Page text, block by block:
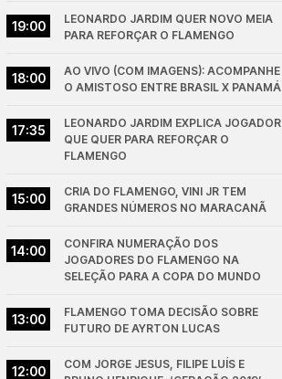
19:00
LEONARDO JARDIM QUER NOVO MEIA
PARA REFORÇAR O FLAMENGO
18:00
AO VIVO (COM IMAGENS): ACOMPANHE
O AMISTOSO ENTRE BRASIL X PANAMÁ
17:35
LEONARDO JARDIM EXPLICA JOGADOR
QUE QUER PARA REFORÇAR O
FLAMENGO
15:00
CRIA DO FLAMENGO, VINI JR TEM
GRANDES NÚMEROS NO MARACANÃ
14:00
CONFIRA NUMERAÇÃO DOS
JOGADORES DO FLAMENGO NA
SELEÇÃO PARA A COPA DO MUNDO
13:00
FLAMENGO TOMA DECISÃO SOBRE
FUTURO DE AYRTON LUCAS
12:00
COM JORGE JESUS, FILIPE LUÍS E